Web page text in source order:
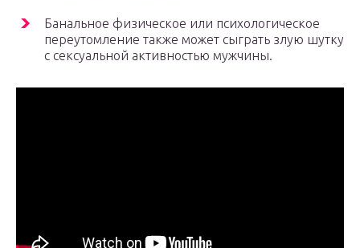
Банальное физическое или психологическое
переутомление также может сыграть злую шутку
с сексуальной активностью мужчины.